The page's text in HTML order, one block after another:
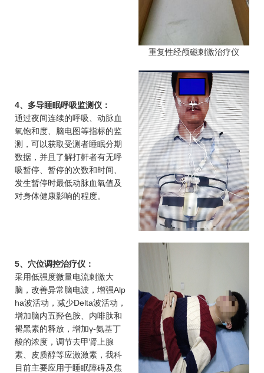
重复性经颅磁刺激治疗仪
4、多导睡眠呼吸监测仪：
通过夜间连续的呼吸、动脉血
氧饱和度、脑电图等指标的监
测，可以获取受测者睡眠分期
数据，并且了解打鼾者有无呼
吸暂停、暂停的次数和时间、
发生暂停时最低动脉血氧值及
对身体健康影响的程度。
5、穴位调控治疗仪：
采用低强度微量电流刺激大
脑，改善异常脑电波，增强Alp
ha波活动，减少Delta波活动，
增加脑内五羟色胺、内啡肽和
褪黑素的释放，增加γ-氨基丁
酸的浓度，调节去甲肾上腺
素、皮质醇等应激激素，我科
目前主要应用于睡眠障碍及焦